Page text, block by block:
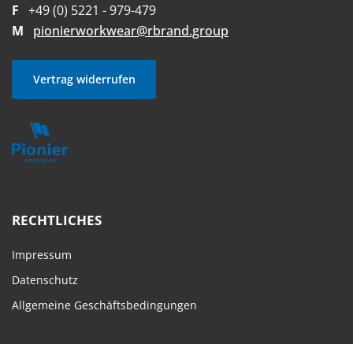
F +49 (0) 5221 - 979-479
M
pionierworkwear@rbrand.group
Vertrag widerrufen
RECHTLICHES
Impressum
Datenschutz
Allgemeine Geschäftsbedingungen